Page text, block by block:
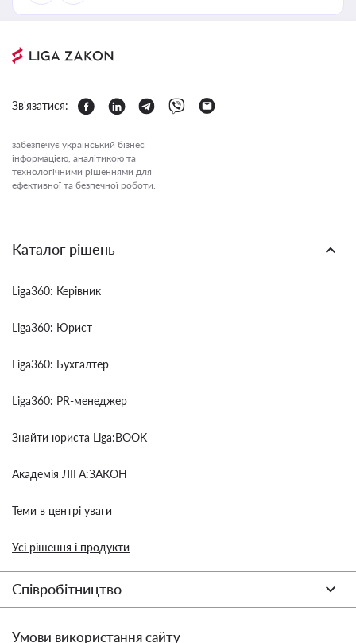
Зв'язатися:
забезпечує український бізнес
інформацією, аналітикою та
технологічними рішеннями для
ефективної та безпечної роботи.
Каталог рішень
Liga360: Керівник
Liga360: Юрист
Liga360: Бухгалтер
Liga360: PR-менеджер
Знайти юриста Liga:BOOK
Академія ЛІГА:ЗАКОН
Теми в центрі уваги
Усі рішення і продукти
Співробітництво
Умови використання сайту